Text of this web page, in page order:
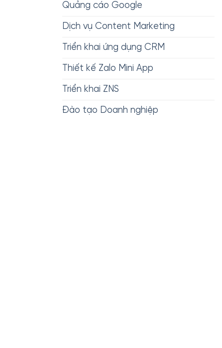
Quảng cáo Google
Dịch vụ Content Marketing
Triển khai ứng dụng CRM
Thiết kế Zalo Mini App
Triển khai ZNS
Đào tạo Doanh nghiệp